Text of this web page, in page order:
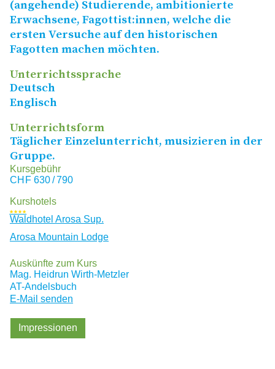
(angehende) Studierende, ambitionierte
Erwachsene, Fagottist:innen, welche die
ersten Versuche auf den historischen
Fagotten machen möchten.
Unterrichtssprache
Deutsch
Englisch
Unterrichtsform
Täglicher Einzelunterricht, musizieren in der
Gruppe.
Kursgebühr
CHF630 / 790
Kurshotels
★★★★
Waldhotel Arosa Sup.
Arosa Mountain Lodge
Auskünfte zum Kurs
Mag. Heidrun Wirth-Metzler
AT-Andelsbuch
E-Mail senden
Impressionen